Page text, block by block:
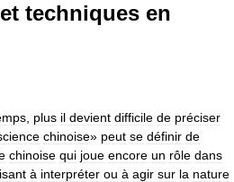
techniques en
plus il devient difficile de préciser
chinoise» peut se définir de
chinoise qui joue encore un rôle dans
à interpréter ou à agir sur la nature